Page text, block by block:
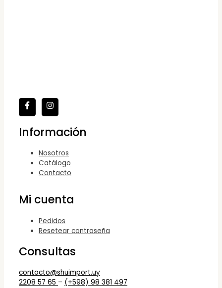
Información
Nosotros
Catálogo
Contacto
Mi cuenta
Pedidos
Resetear contraseña
Consultas
contacto@shuimport.uy
2208 57 65 – (+598) 98 381 497